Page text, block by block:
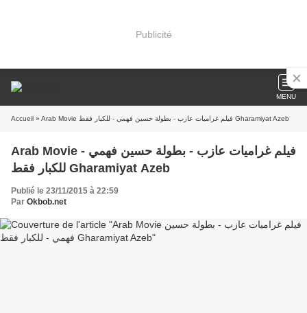
Publicité
MENU
Accueil » Arab Movie فيلم غراميات عازب - بطولة حسين فهمي - للكبار فقط Gharamiyat Azeb
Arab Movie فيلم غراميات عازب - بطولة حسين فهمي -
للكبار فقط Gharamiyat Azeb
Publié le 23/11/2015 à 22:59
Par Okbob.net